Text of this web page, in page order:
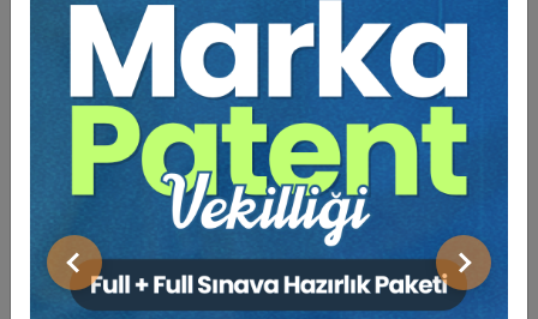
Önceki Sonraki
kararların ekseriyetle kesin olması ve ilk derece
mahkemelerini bağlaması da emsal niteliğini
güçlendirmektedir. Bu nedenle her aşamadaki hukuk
uygulayıcıları için son derece yol gösterici olma özelliğini
İşte elinizdeki çalışma da Hukuk Genel Kurulu kararlarının
bu özellikleri dikkate alınarak, hukuk uygulayıcılarına
açacakları ve/veya yürütmekte oldukları davalarda yol
gösterici olabilmesi amacıyla hazırlanmıştır.
HGK Diyor Kiadı verilen bu seri, 2020-2022 yıllarını kapsar